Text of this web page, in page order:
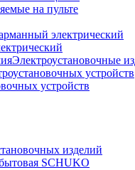
на пульте
электрический
Электроустановочные
устройств
устройств
изделий
SCHUKO